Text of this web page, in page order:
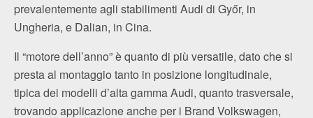
prevalentemente agli stabilimenti Audi di Győr, in
Ungheria, e Dalian, in Cina.
Il “motore dell’anno” è quanto di più versatile, dato che si
presta al montaggio tanto in posizione longitudinale,
tipica dei modelli d’alta gamma Audi, quanto trasversale,
trovando applicazione anche per i Brand Volkswagen,